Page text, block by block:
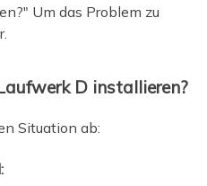
Um das Problem zu
D installieren?
Situation ab: